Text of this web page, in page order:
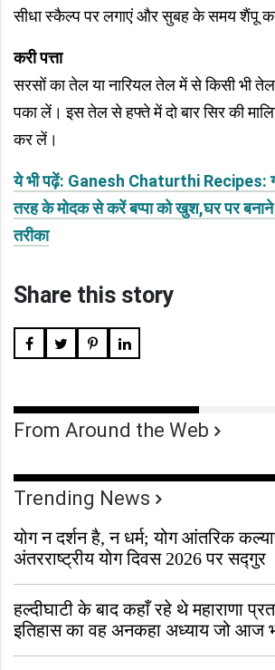
सीधा स्कैल्प पर लगाएं और सुबह के समय शैंपू
करी पत्ता
सरसों का तेल या नारियल तेल में से किसी भी
पका लें। इस तेल से हफ्ते में दो बार सिर की
कर लें।
ये भी पढ़ें: Ganesh Chaturthi Recipes:
तरह के मोदक से करें बप्पा को खुश,घर पर
तरीका
Share this story
From Around the Web
Trending News
योग न दर्शन है, न धर्म; योग आंतरिक
अंतरराष्ट्रीय योग दिवस 2026 पर सद्गुर
हल्दीघाटी के बाद कहाँ रहे थे महाराणा
इतिहास का वह अनकहा अध्याय जो आज
जीवित है